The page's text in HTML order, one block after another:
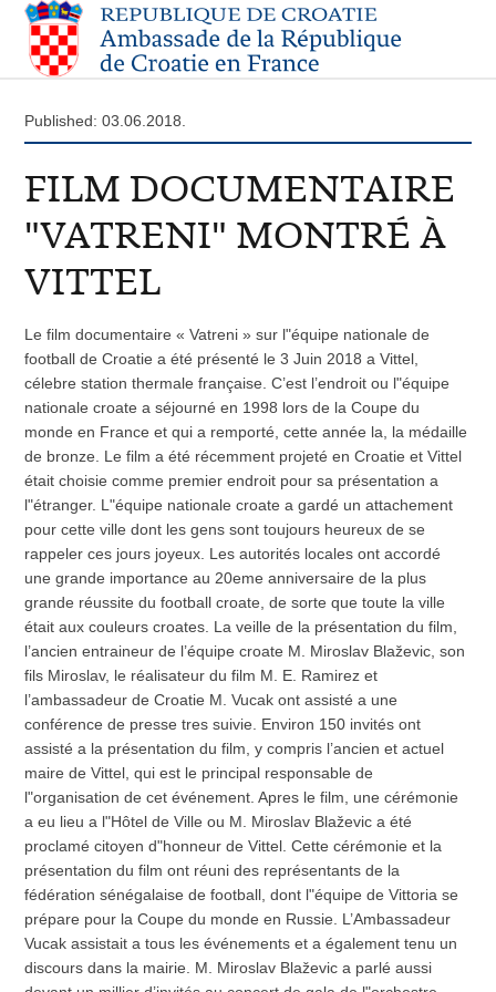
Published: 03.06.2018.
FILM DOCUMENTAIRE
"VATRENI" MONTRÉ À
VITTEL
Le film documentaire « Vatreni » sur l"équipe nationale de
football de Croatie a été présenté le 3 Juin 2018 a Vittel,
célebre station thermale française. C’est l’endroit ou l"équipe
nationale croate a séjourné en 1998 lors de la Coupe du
monde en France et qui a remporté, cette année la, la médaille
de bronze. Le film a été récemment projeté en Croatie et Vittel
était choisie comme premier endroit pour sa présentation a
l"étranger. L"équipe nationale croate a gardé un attachement
pour cette ville dont les gens sont toujours heureux de se
rappeler ces jours joyeux. Les autorités locales ont accordé
une grande importance au 20eme anniversaire de la plus
grande réussite du football croate, de sorte que toute la ville
était aux couleurs croates. La veille de la présentation du film,
l’ancien entraineur de l’équipe croate M. Miroslav Blaževic, son
fils Miroslav, le réalisateur du film M. E. Ramirez et
l’ambassadeur de Croatie M. Vucak ont assisté a une
conférence de presse tres suivie. Environ 150 invités ont
assisté a la présentation du film, y compris l’ancien et actuel
maire de Vittel, qui est le principal responsable de
l"organisation de cet événement. Apres le film, une cérémonie
a eu lieu a l"Hôtel de Ville ou M. Miroslav Blaževic a été
proclamé citoyen d"honneur de Vittel. Cette cérémonie et la
présentation du film ont réuni des représentants de la
fédération sénégalaise de football, dont l"équipe de Vittoria se
prépare pour la Coupe du monde en Russie. L’Ambassadeur
Vucak assistait a tous les événements et a également tenu un
discours dans la mairie. M. Miroslav Blaževic a parlé aussi